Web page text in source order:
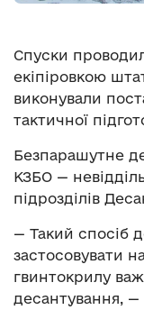
Спуски
екіпіровкою
виконували
тактичної
Безпарашутне
КЗБО —
підрозділів
— Такий спосіб
застосовувати
гвинтокрилу
десантування,